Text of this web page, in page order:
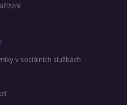
v sociálních službách